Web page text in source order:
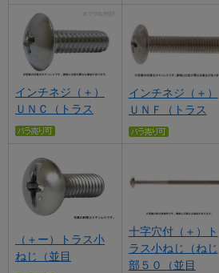
インチネジ（＋）
ＵＮＣ（トラス
インチネジ（＋）
ＵＮＦ（トラス
（＋ー）トラス小
ねじ（並目
十字穴付（＋）ト
ラス小ねじ（ねじ
部５０（並目